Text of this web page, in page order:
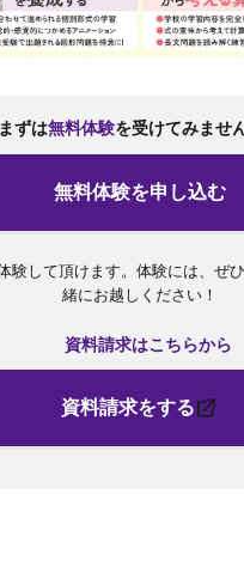
ずは無料体験を受けてみませ
無料体験を申し込む
験して頂けます。体験には、ぜ
緒にお越しください！
資料請求はこちらから
資料請求をする